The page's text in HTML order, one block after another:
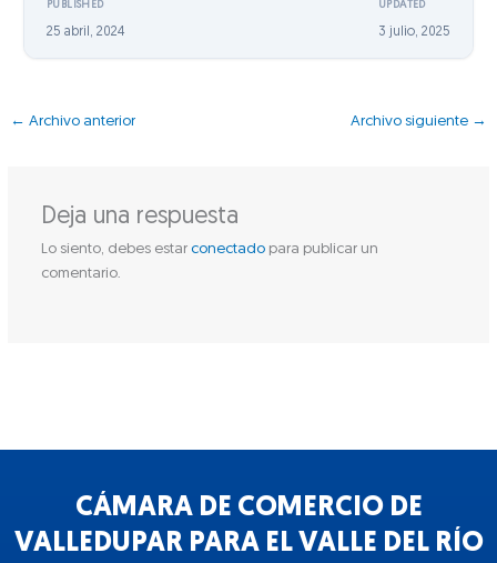
PUBLISHED
25 abril, 2024
UPDATED
3 julio, 2025
← Archivo anterior Archivo siguiente →
Deja una respuesta
Lo siento, debes estar conectadopara publicar un
comentario.
CÁMARA DE COMERCIO DE
VALLEDUPAR PARA EL VALLE DEL RÍO